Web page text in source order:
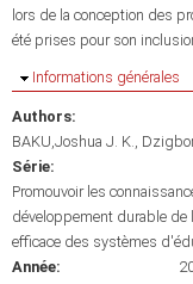
lors de la conception des
été prises pour son
Masquer
Informations générales
Authors:
BAKU,Joshua J. K.
Série:
Promouvoir les
développement durable de
efficace des systèmes
Année: